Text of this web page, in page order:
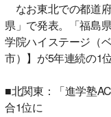
なお東北での都道
県」で発表。「福島
学院ハイステージ（
市）】が5年連続の1
■北関東：「進学塾
合1位に